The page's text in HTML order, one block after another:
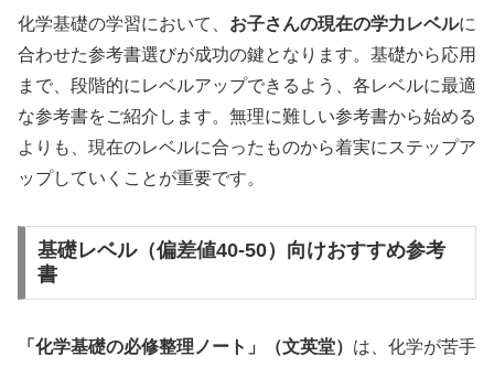
化学基礎の学習において、 お子さんの現在の学力レベルに
合わせた参考書選びが成功の鍵となります。基礎から応用
まで、段階的にレベルアップできるよう、各レベルに最適
な参考書をご紹介します。無理に難しい参考書から始める
よりも、現在のレベルに合ったものから着実にステップア
ップしていくことが重要です。
基礎レベル（偏差値40-50）向けおすすめ参考
書
「化学基礎の必修整理ノート」（文英堂） は、化学が苦手